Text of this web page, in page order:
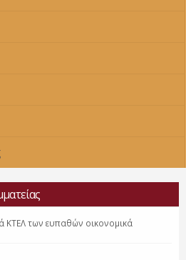
ΚΤΕΛ των ευπαθών οικονομικά